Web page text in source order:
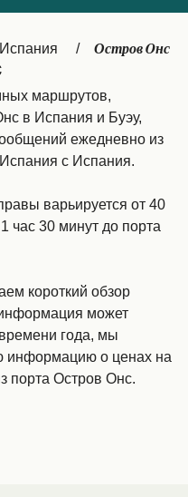
Belgique (FR)
Deutschland
Indonesia
Maroc (FR)
Испания Остров Oнс
маршрутов,
в Испания и Буэу,
ежедневно из
с Испания.
варьируется от 40
час 30 минут до порта
короткий обзор
может
года, мы
информацию о ценах на
порта Остров Oнс.